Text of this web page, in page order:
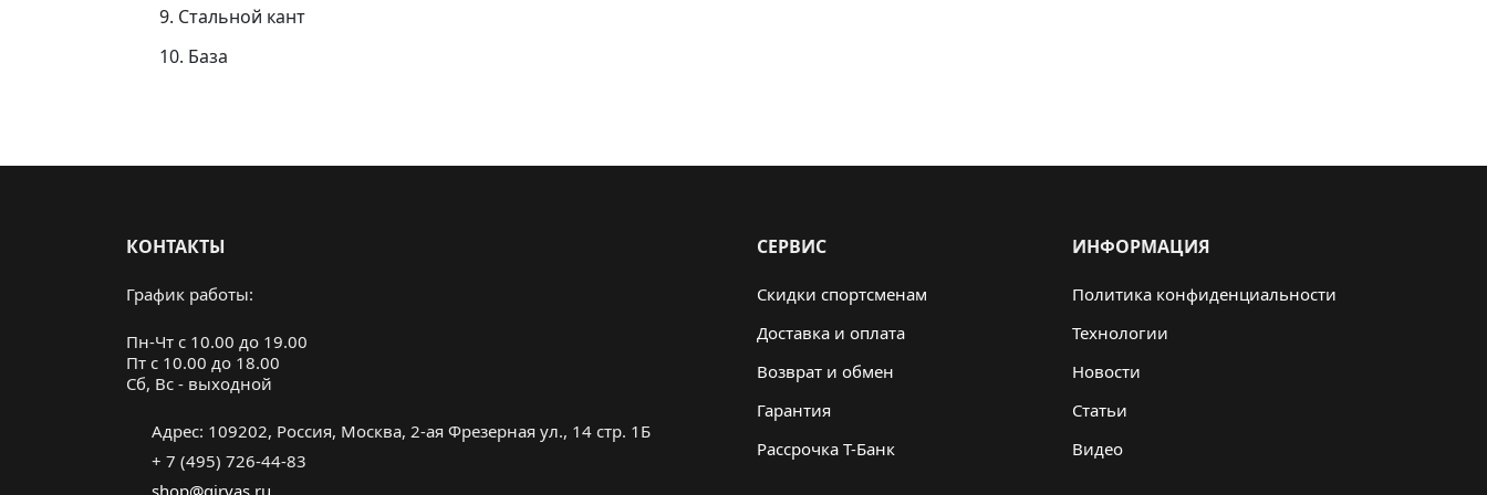
9. Стальной кант
10. База
КОНТАКТЫ
График работы:
Пн-Чт с 10.00 до 19.00
Пт с 10.00 до 18.00
Cб, Вс - выходной
Адрес: 109202, Россия, Москва, 2-ая Фрезерная ул., 14 стр. 1Б
+ 7 (495) 726-44-83
shop@girvas.ru
СЕРВИС
Скидки спортсменам
Доставка и оплата
Возврат и обмен
Гарантия
Рассрочка Т-Банк
ИНФОРМАЦИЯ
Политика конфиденциальности
Технологии
Новости
Статьи
Видео